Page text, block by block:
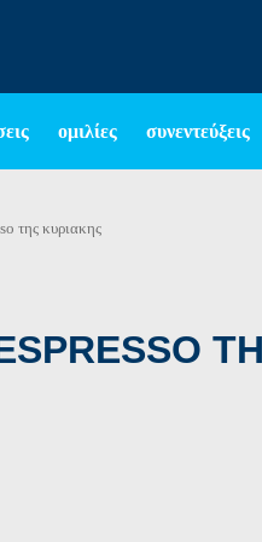
ομιλίες συνεντεύξεις
της κυριακης